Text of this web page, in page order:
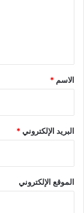
*
الاسم *
البريد الإلكتروني*
الموقع الإلكتروني